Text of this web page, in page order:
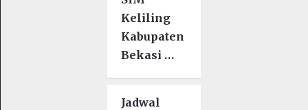
Keliling
Kabupaten
Bekasi …
Jadwal